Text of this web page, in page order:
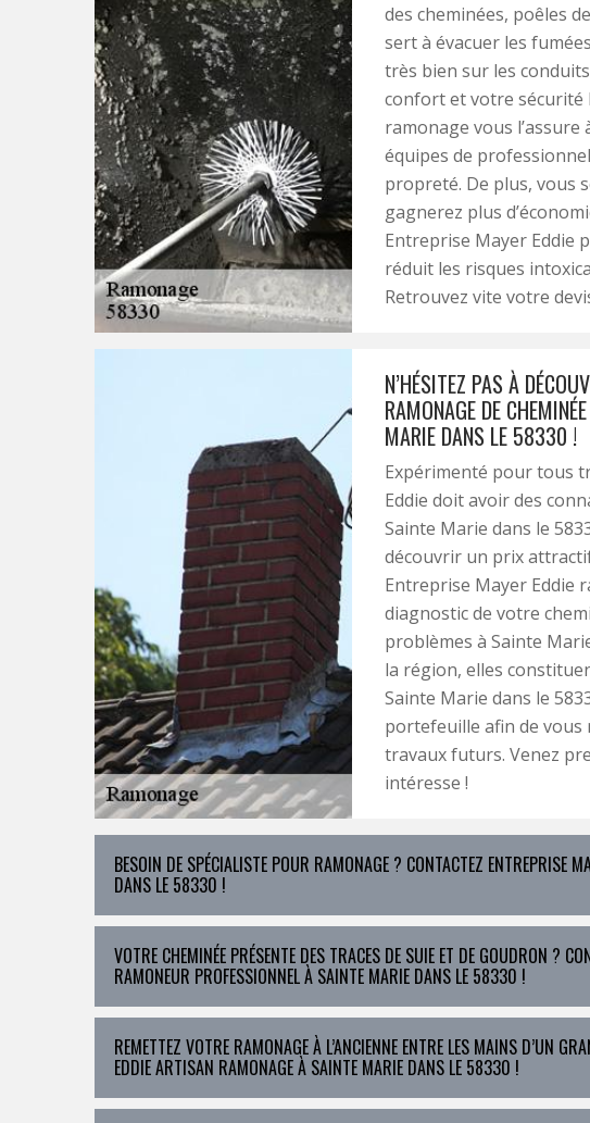
des cheminées, poêles
sert à évacuer les
très bien sur les
confort et votre sécurité
ramonage vous l’assure
équipes de
propreté. De plus, vous
gagnerez plus
Entreprise Mayer Eddie
réduit les risques
Retrouvez vite votre
N’HÉSITEZ PAS À
RAMONAGE DE
MARIE DANS LE 58330 !
Expérimenté pour tous
Eddie doit avoir des
Sainte Marie dans le
découvrir un prix
Entreprise Mayer Eddie
diagnostic de votre
problèmes à Sainte
la région, elles
Sainte Marie dans le
portefeuille afin de vous
travaux futurs. Venez
intéresse !
BESOIN DE SPÉCIALISTE POUR RAMONAGE ? CONTACTEZ ENTREPRISE
DANS LE 58330 !
VOTRE CHEMINÉE PRÉSENTE DES TRACES DE SUIE ET DE GOUDRON ?
RAMONEUR PROFESSIONNEL À SAINTE MARIE DANS LE 58330 !
REMETTEZ VOTRE RAMONAGE À L’ANCIENNE ENTRE LES MAINS D’UN
EDDIE ARTISAN RAMONAGE À SAINTE MARIE DANS LE 58330 !